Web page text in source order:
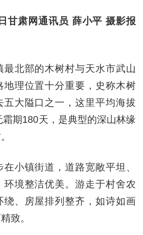
甘肃网通讯员 薛小平 摄影报
北部的木树村与天水市武山
地理位置十分重要，史称木树
五大隘口之一，这里平均海拔
霜期180天，是典型的深山林缘
镇街道，道路宽敞平坦、
环境整洁优美。游走于村舍农
绕、房屋排列整齐，如诗如画
致。